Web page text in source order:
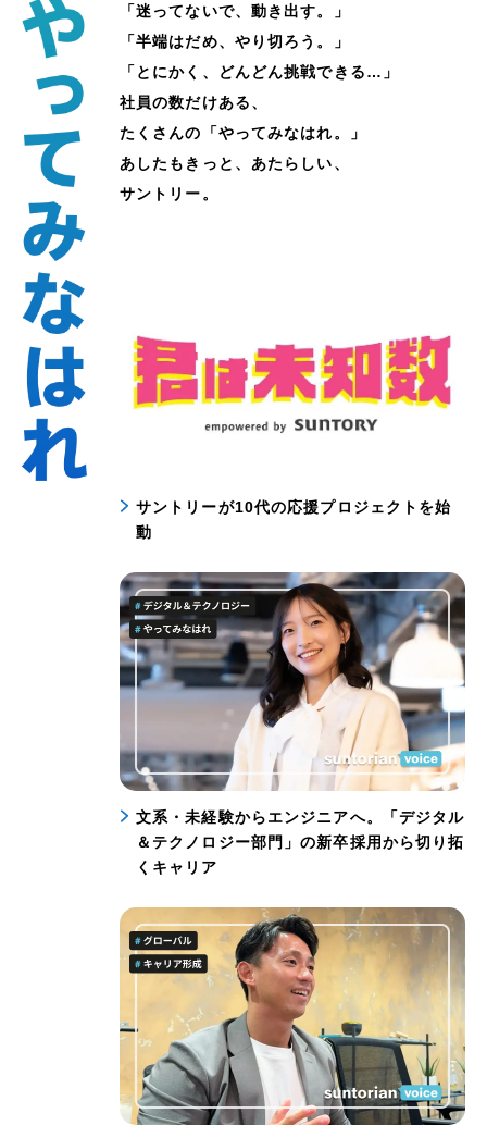
「迷ってないで、動き出す。」
「半端はだめ、やり切ろう。」
「とにかく、どんどん挑戦できる…」
社員の数だけある、
たくさんの「やってみなはれ。」
あしたもきっと、あたらしい、
サントリー。
サントリーが10代の応援プロジェクトを始
動
文系・未経験からエンジニアへ。「デジタル
＆テクノロジー部門」の新卒採用から切り拓
くキャリア